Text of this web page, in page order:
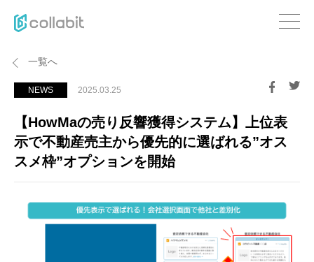
一覧へ
NEWS 2025.03.25
【HowMaの売り反響獲得システム】上位表
示で不動産売主から優先的に選ばれる”オス
スメ枠”オプションを開始